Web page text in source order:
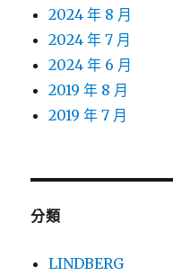
2024 年 8 月
2024 年 7 月
2024 年 6 月
2019 年 8 月
2019 年 7 月
分類
LINDBERG